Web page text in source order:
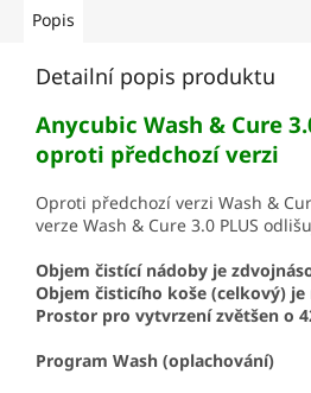
Popis
Detailní popis produktu
Anycubic Wash & Cure
oproti předchozí verzi
Oproti předchozí verzi Wash &
verze Wash & Cure 3.0 PLUS
Objem čistící nádoby je
Objem čisticího koše (celkový)
Prostor pro vytvrzení zvětšen o
Program Wash (oplachování)